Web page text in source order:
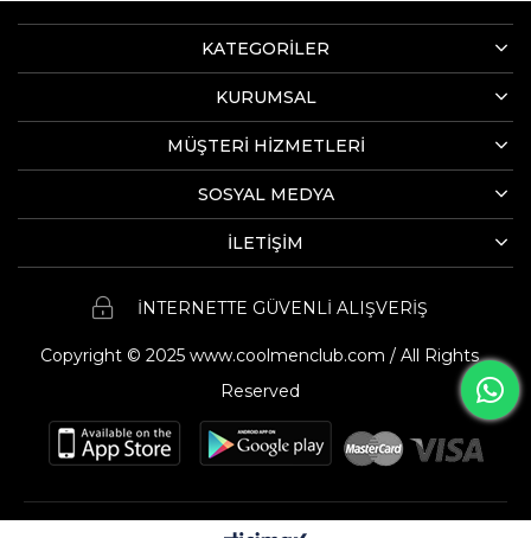
KATEGORİLER
KURUMSAL
MÜŞTERİ HİZMETLERİ
SOSYAL MEDYA
İLETİŞİM
İNTERNETTE GÜVENLİ ALIŞVERİŞ
Copyright © 2025 www.coolmenclub.com / All Rights
Reserved